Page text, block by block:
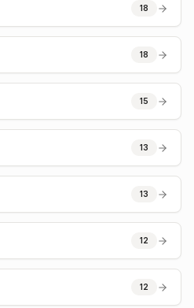
18
18
15
13
13
12
12